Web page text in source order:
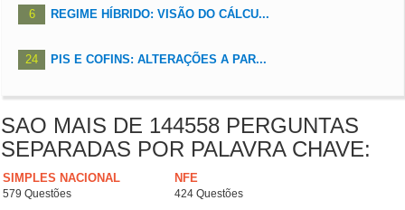
6 REGIME HÍBRIDO: VISÃO DO CÁLCU...
24 PIS E COFINS: ALTERAÇÕES A PAR...
SAO MAIS DE 144558 PERGUNTAS
SEPARADAS POR PALAVRA CHAVE:
SIMPLES NACIONAL
579 Questões
NFE
424 Questões